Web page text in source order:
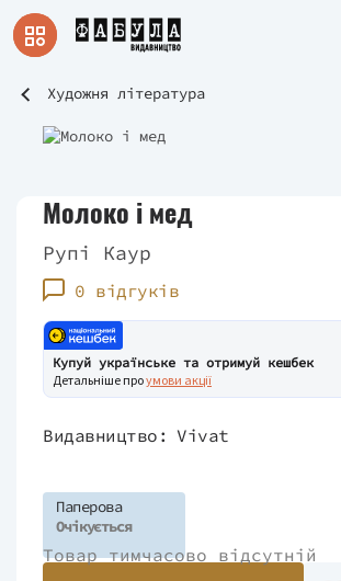
Художня література
Молоко і мед
Рупі Каур
0 відгуків
Купуй українське та отримуй кешбек
Детальніше проумови акції
Видавництво: Vivat
Паперова
Очікується
Товар тимчасово відсутній